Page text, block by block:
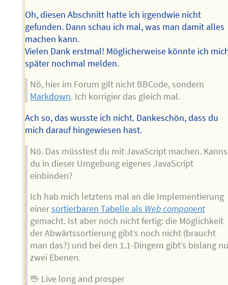
Oh, diesen Abschnitt hatte ich irgendwie nicht
gefunden. Dann schau ich mal, was man damit alles
machen kann.
Vielen Dank erstmal! Möglicherweise könnte ich
später nochmal melden.
Nö, hier im Forum gilt nicht BBCode, sondern
Markdown. Ich korrigier das gleich mal.
Ach so, das wusste ich nicht. Dankeschön, dass du
mich darauf hingewiesen hast.
Nö. Das müsstest du mit JavaScript machen.
du in dieser Umgebung eigenes JavaScript
einbinden?
Ich hab mich letztens mal an die Implementierung
einersortierbaren Tabelle als Web component
gemacht. Ist aber noch nicht fertig: die Möglichkeit
der Abwärtssortierung gibt’s noch nicht (braucht
man das?) und bei den 1.1-Dingern gibt’s bislang
zwei Ebenen.
🖖 Live long and prosper